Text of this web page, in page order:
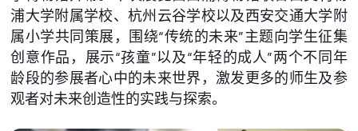
浦大学附属学校、杭州云谷学校以及西安交通大学附
属小学共同策展，围绕“传统的未来”主题向学生征集
创意作品，展示“孩童”以及“年轻的成人”两个不同年
龄段的参展者心中的未来世界，激发更多的师生及参
观者对未来创造性的实践与探索。